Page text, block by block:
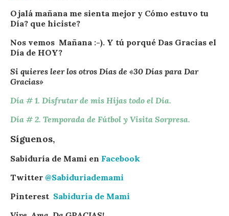
Ojalá mañana me sienta mejor y Cómo estuvo tu
Día? que hiciste?
Nos vemos Mañana :-). Y tú porqué Das Gracias el
Día de HOY?
Si quieres leer los otros Días de «30 Días para Dar
Gracias»
Día # 1. Disfrutar de mis Hijas todo el Día.
Día # 2. Temporada de Fútbol y Visita Sorpresa.
Síguenos,
Sabiduría de Mami en Facebook
Twitter @Sabiduriademami
Pinterest Sabiduría de Mami